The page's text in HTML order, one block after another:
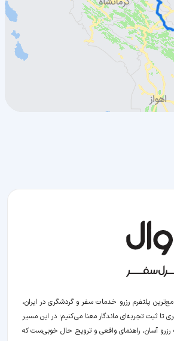
پلتفرم رزرو خدمات سفر و گردشگری در ایران،
تا ثبت تجربه‌ای ماندگار معنا می‌کنیم؛ در این مسیر‍
رزرو آسان، راهنمای واقعی و ترویج حال خوبی‌ست که